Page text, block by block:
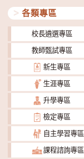
各類專區
校長遴選專區
教師甄試專區
新生專區
生涯專區
升學專區
檢定專區
自主學習專區
課程諮詢專區